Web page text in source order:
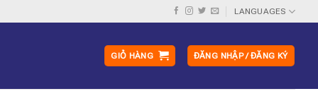
LANGUAGES
GIỎ HÀNG ĐĂNG NHẬP / ĐĂNG KÝ